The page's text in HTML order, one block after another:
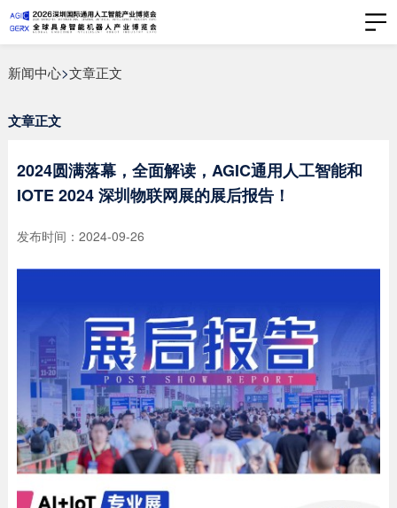
新闻中心>文章正文
文章正文
2024圆满落幕，全面解读，AGIC通用人工智能和
IOTE 2024 深圳物联网展的展后报告！
发布时间：2024-09-26